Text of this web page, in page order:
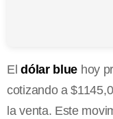
Eldólar blue hoy
cotizando a
la venta. Este